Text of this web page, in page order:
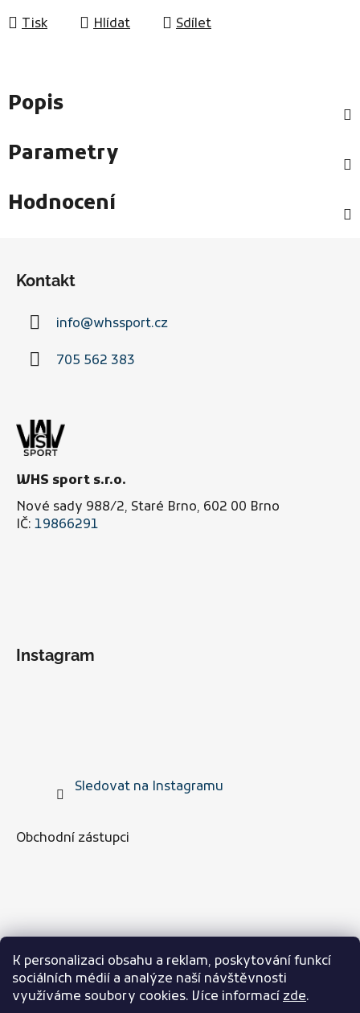
K personalizaci obsahu a reklam, poskytování funkcí
sociálních médií a analýze naší návštěvnosti
využíváme soubory cookies. Více informací zde.
Tisk Hlídat Sdílet
Popis
Parametry
Hodnocení
Kontakt
info@whssport.cz
705 562 383
WHS sport s.r.o.
Nové sady 988/2, Staré Brno, 602 00 Brno
IČ: 19866291
Instagram
Sledovat na Instagramu
Obchodní zástupci